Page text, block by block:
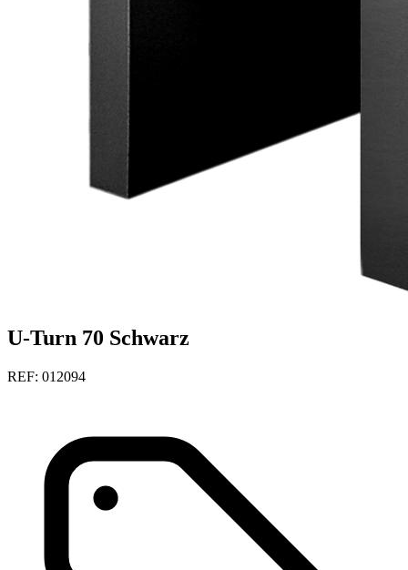
U-Turn 70 Schwarz
REF: 012094